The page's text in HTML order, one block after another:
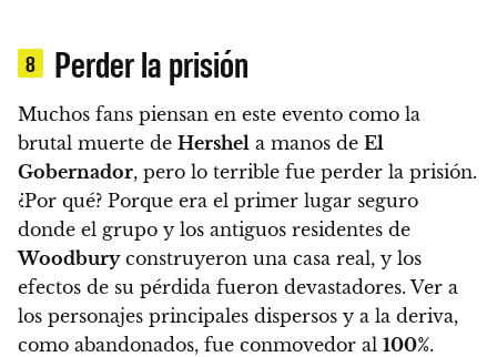
8 Perder la prisión
Muchos fans piensan en este evento como la
brutal muerte de Hershel a manos de El
Gobernador, pero lo terrible fue perder la prisión.
¿Por qué? Porque era el primer lugar seguro
donde el grupo y los antiguos residentes de
Woodburyconstruyeron una casa real, y los
efectos de su pérdida fueron devastadores. Ver a
los personajes principales dispersos y a la deriva,
como abandonados, fue conmovedor al 100%.